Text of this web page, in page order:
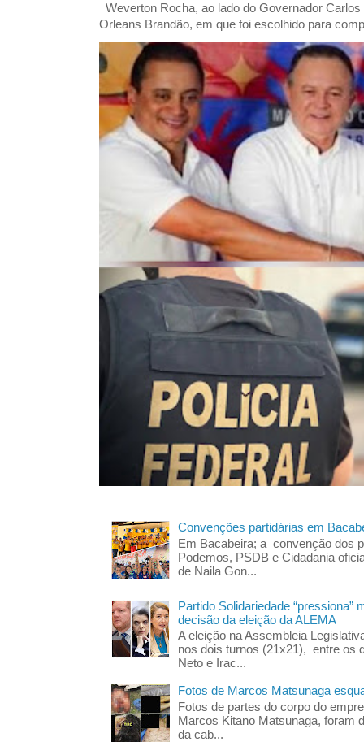
Weverton Rocha, ao lado do Governador
Orleans Brandão, em que foi escolhido para
Convenções partidárias em
Em Bacabeira; a convenção dos
Podemos, PSDB e Cidadania
de Naila Gon...
Partido Solidariedade “pressiona”
decisão da eleição da ALEMA
A eleição na Assembleia
nos dois turnos (21x21), entre os
Neto e Irac...
Fotos de Marcos Matsunaga
Fotos de partes do corpo do
Marcos Kitano Matsunaga, foram
da cab...